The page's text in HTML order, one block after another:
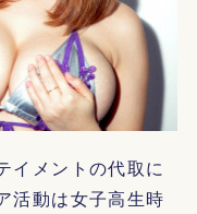
イメントの代取に
活動は女子高生時